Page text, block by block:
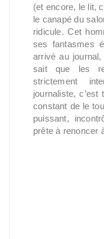
(et encore, le lit,
le canapé du
ridicule. Cet
ses fantasmes
arrivé au
sait que les
strictement
journaliste,
constant de le
puissant,
prête à renoncer